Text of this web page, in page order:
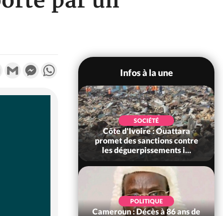
Email Gmail MessengerWhatsApp
Infos à la une
: Après le pari
anniversaire,
SOCIÉTÉ
Côte d'Ivoire : Ouattara
promet des sanctions contre
les déguerpissements i...
POLITIQUE
Cameroun : Décès à 86 ans de